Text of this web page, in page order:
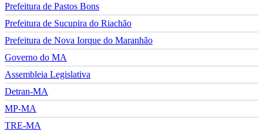
Prefeitura de Pastos Bons
Prefeitura de Sucupira do Riachão
Prefeitura de Nova Iorque do Maranhão
Governo do MA
Assembleia Legislativa
Detran-MA
MP-MA
TRE-MA